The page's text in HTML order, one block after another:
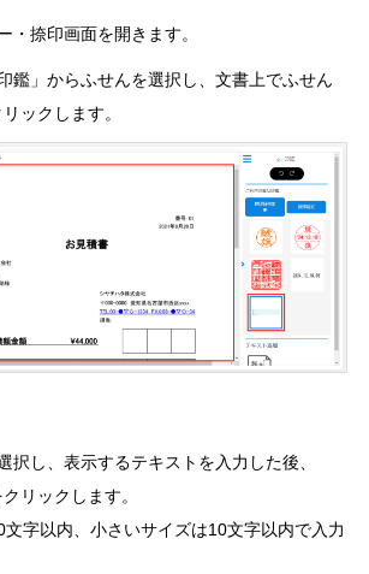
・捺印画面を開きます。
鑑」からふせんを選択し、文書上でふせん
ックします。
択し、表示するテキストを入力した後、
リックします。
字以内、小さいサイズは10文字以内で入力